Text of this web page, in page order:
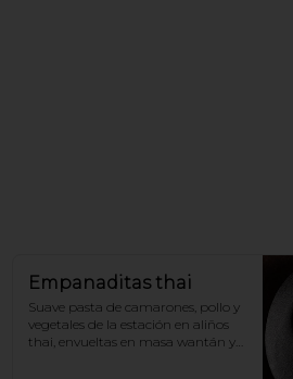
Empanaditas thai
Suave pasta de camarones, pollo y
vegetales de la estación en aliños
thai, envueltas en masa wantán y